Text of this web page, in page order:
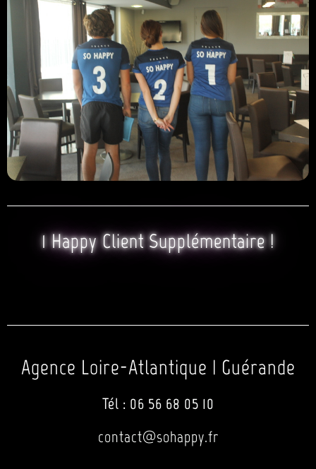
1 Happy Client Supplémentaire !
Agence Loire-Atlantique | Guérande
Tél : 06 56 68 05 10
contact@sohappy.fr